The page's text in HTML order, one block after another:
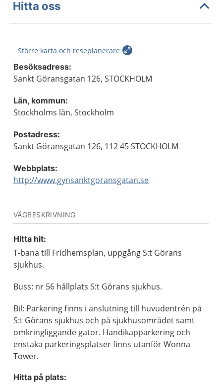
Hitta oss
Större karta och reseplanerare
Besöksadress:
Sankt Göransgatan 126, STOCKHOLM
Län, kommun:
Stockholms län, Stockholm
Postadress:
Sankt Göransgatan 126, 112 45 STOCKHOLM
Webbplats:
http://www.gynsanktgoransgatan.se
VÄGBESKRIVNING
Hitta hit:
T-bana till Fridhemsplan, uppgång S:t Görans
sjukhus.
Buss: nr 56 hållplats S:t Görans sjukhus.
Bil: Parkering finns i anslutning till huvudentrén på
S:t Görans sjukhus och på sjukhusområdet samt
omkringliggande gator. Handikapparkering och
enstaka parkeringsplatser finns utanför Wonna
Tower.
Hitta på plats: